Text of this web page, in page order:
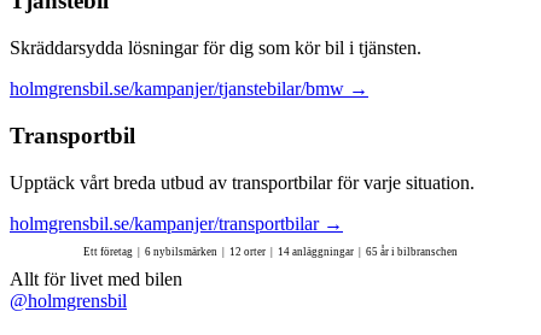
Skräddarsydda lösningar för dig som kör bil i tjänsten.
holmgrensbil.se/kampanjer/tjanstebilar/bmw →
Transportbil
Upptäck vårt breda utbud av transportbilar för varje situation.
holmgrensbil.se/kampanjer/transportbilar →
Ett företag | 6 nybilsmärken | 12 orter | 14 anläggningar | 65 år i bilbranschen
Allt för livet med bilen
@holmgrensbil